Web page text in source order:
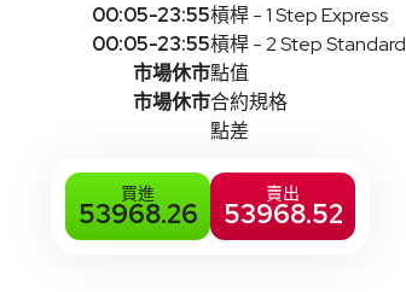
00:05-23:55
00:05-23:55
市場休市
市場休市
槓桿 - 1 Step Express
槓桿 - 2 Step Standard
點值
合約規格
點差
買進
53968.26
賣出
53968.52